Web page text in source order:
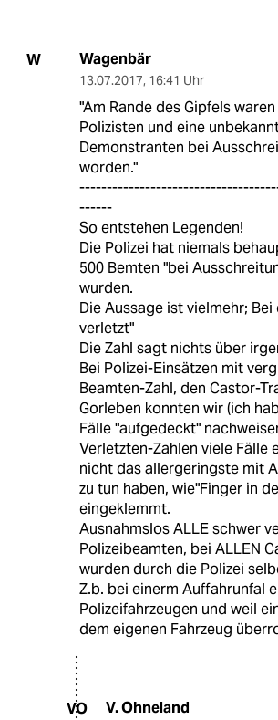
W Wagenbär
13.07.2017, 16:41 Uhr
"Am Rande des Gipfels
Polizisten und eine
Demonstranten bei
worden."
------
So entstehen Legenden!
Die Polizei hat niemals
500 Bemten "bei
wurden.
Die Aussage ist vielmehr; Bei
verletzt"
Die Zahl sagt nichts über
Bei Polizei-Einsätzen mit
Beamten-Zahl, den Castor-
Gorleben konnten wir (ich
Fälle "aufgedeckt"
Verletzten-Zahlen viele Fälle
nicht das allergeringste mit
zu tun haben, wie"Finger in
eingeklemmt.
Ausnahmslos ALLE schwer
Polizeibeamten, bei ALLEN
wurden durch die Polizei
Z.b. bei einerm Auffahrunfal
Polizeifahrzeugen und weil
dem eigenen Fahrzeug
VO V. Ohneland